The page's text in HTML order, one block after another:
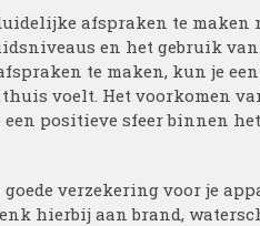
afspraken te maken
en het gebruik
te maken, kun je
voelt. Het voorkomen
positieve sfeer binnen het
verzekering voor je
hierbij aan brand,